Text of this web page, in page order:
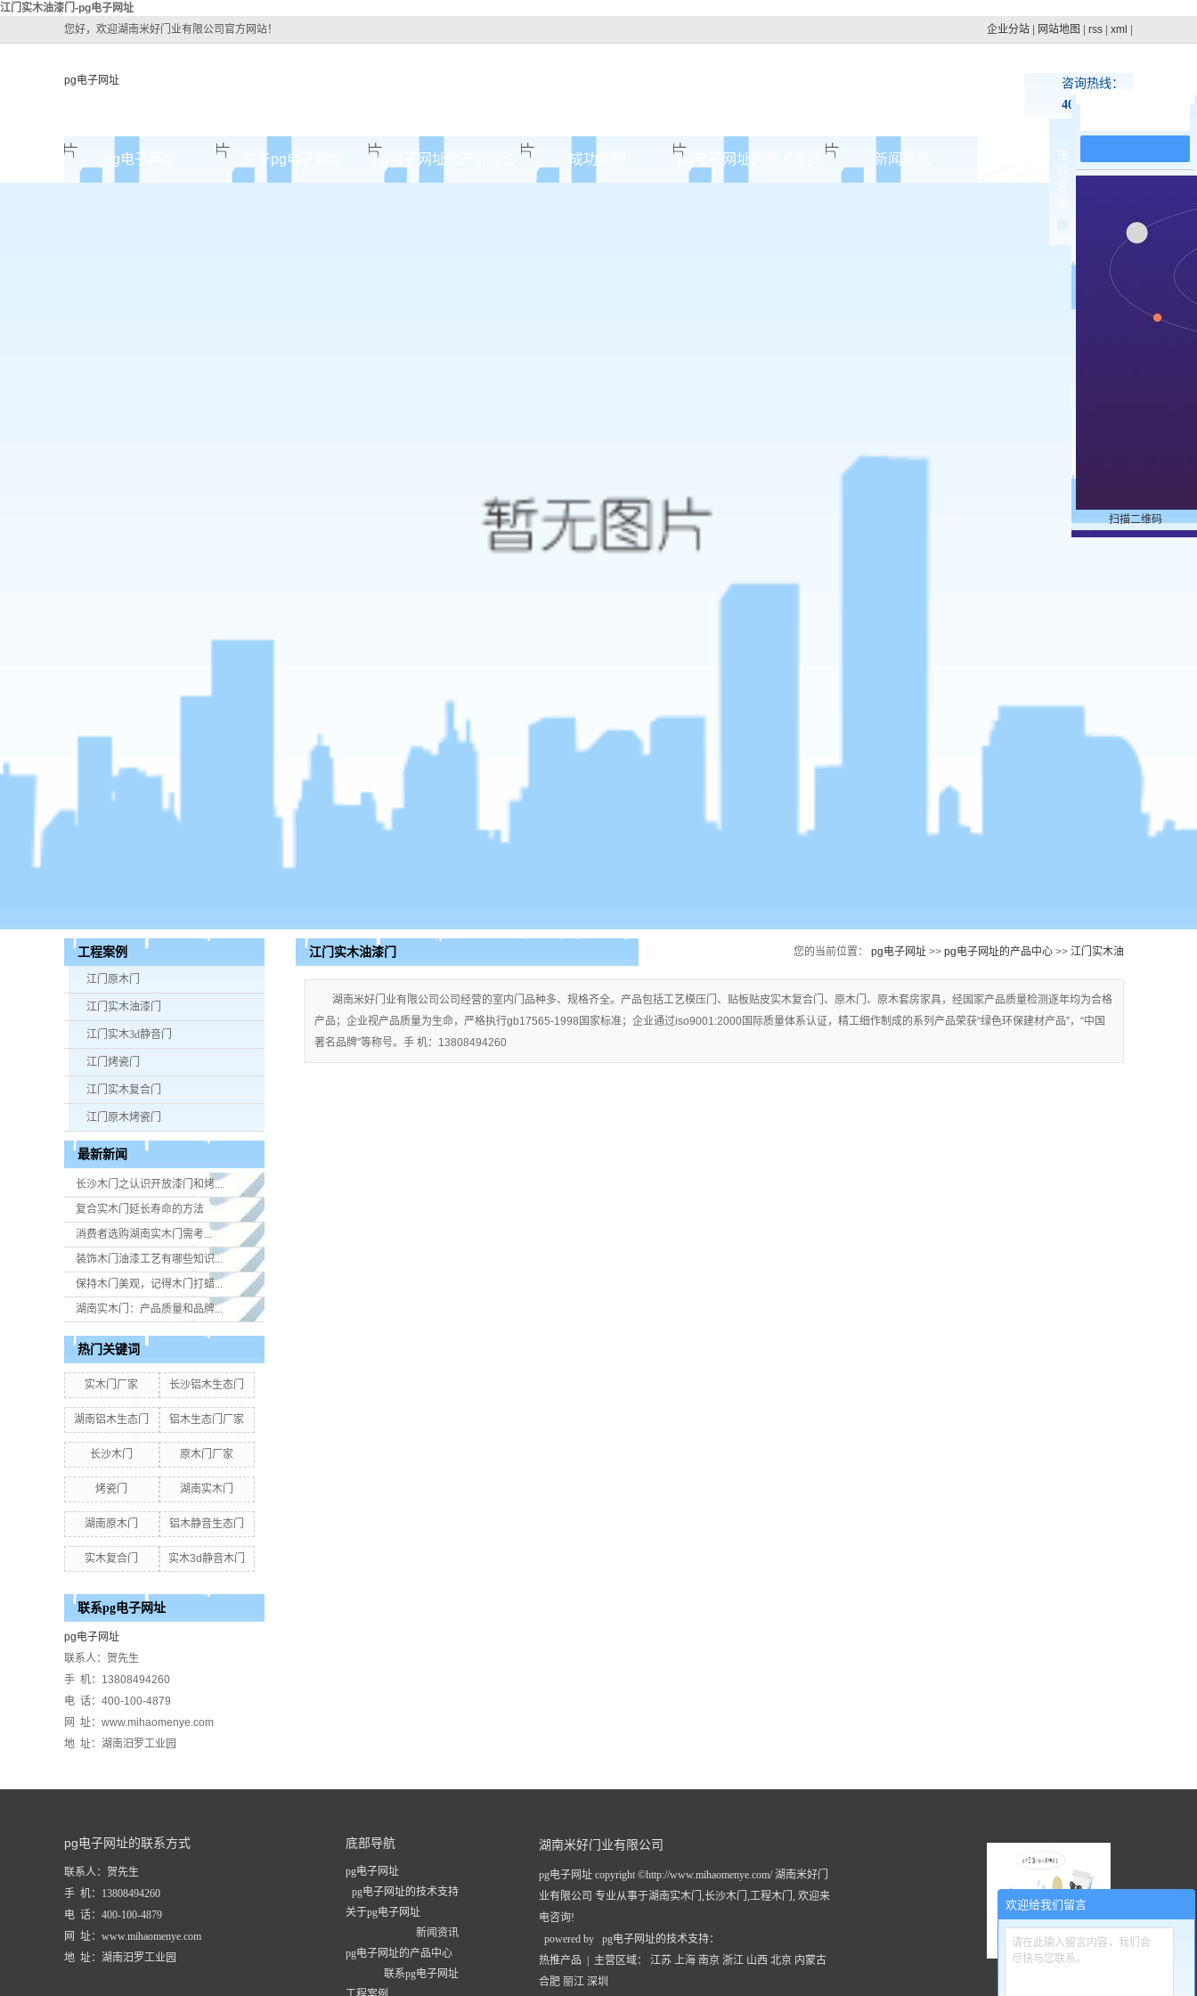
江门实木油漆门-pg电子网址
您好，欢迎湖南米好门业有限公司官方网站！
企业分站 网站地图 rss xml
pg电子网址
咨询热线：
400-100-4879
pg电子网址 关于pg电子网址 pg电子网址的产品中心 成功案例 pg电子网址的技术支持 新闻资讯 联系pg电子网址
工程案例
江门原木门
江门实木油漆门
江门实木3d静音门
江门烤瓷门
江门实木复合门
江门原木烤瓷门
最新新闻
长沙木门之认识开放漆门和烤...
复合实木门延长寿命的方法
消费者选购湖南实木门​需考...
装饰木门油漆工艺有哪些知识...
保持木门美观，记得木门打蜡...
湖南实木门：产品质量和品牌...
热门关键词
实木门厂家 长沙铝木生态门
湖南铝木生态门 铝木生态门厂家
长沙木门 原木门厂家
烤瓷门 湖南实木门
湖南原木门 铝木静音生态门
实木复合门 实木3d静音木门
联系pg电子网址
pg电子网址
联系人：贺先生
手 机：13808494260
电 话：400-100-4879
网 址：www.mihaomenye.com
地 址：湖南汨罗工业园
江门实木油漆门 您的当前位置： pg电子网址 >> pg电子网址的产品中心 >> 江门实木油
漆门
湖南米好门业有限公司公司经营的室内门品种多、规格齐全。产品包括工艺模压门、贴板贴皮实木复合门、原木门、原木套房家具，经国家产品质量检测逐年均为合格
产品；企业视产品质量为生命，严格执行gb17565-1998国家标准；企业通过iso9001:2000国际质量体系认证，精工细作制成的系列产品荣获“绿色环保建材产品”，“中国
著名品牌”等称号。手 机：13808494260
pg电子网址的联系方式
联系人：贺先生
手 机：13808494260
电 话：400-100-4879
网 址：www.mihaomenye.com
地 址：湖南汨罗工业园
底部导航
pg电子网址
pg电子网址的技术支持
关于pg电子网址
新闻资讯
pg电子网址的产品中心
联系pg电子网址
湖南米好门业有限公司
pg电子网址 copyright ©http://www.mihaomenye.com/ 湖南米好门
业有限公司 专业从事于湖南实木门 ,长沙木门 ,工程木门 , 欢迎来
电咨询!
powered by pg电子网址的技术支持：
热推产品 | 主营区域： 江苏 上海 南京 浙江 山西 北京 内蒙古
合肥 丽江 深圳
在
扫描二维码
欢迎给我们留言
请在此输入留言内容，我们会
尽快与您联系。